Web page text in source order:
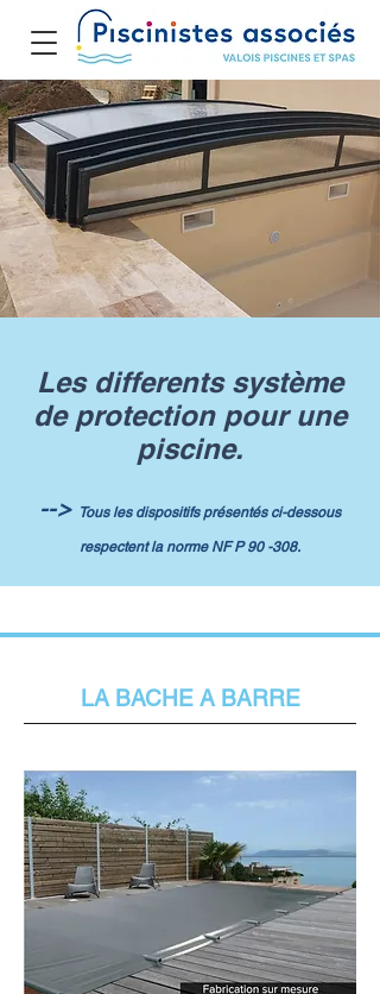
Les differents système
de protection pour une
piscine.
--> Tous les dispositifs présentés ci-dessous
respectent la norme NF P 90 -308.
LA BACHE A BARRE